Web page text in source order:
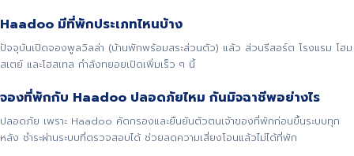
Haadoo มีที่พักประเภทไหนบ้าง
ปัจจุบันเปิดจองพูลวิลล่า (บ้านพักพร้อมสระส่วนตัว) แล้ว ส่วนรีสอร์ต โรงแรม โฮม
สเตย์ และโฮสเทล กำลังทยอยเปิดเพิ่มเร็ว ๆ นี้
จองที่พักกับ Haadoo ปลอดภัยไหม กันมิจฉาชีพอย่างไร
ปลอดภัย เพราะ Haadoo คัดกรองและยืนยันตัวตนเจ้าของที่พักก่อนขึ้นระบบทุก
หลัง ชำระผ่านระบบที่ตรวจสอบได้ ช่วยลดความเสี่ยงโอนแล้วไม่ได้ที่พัก